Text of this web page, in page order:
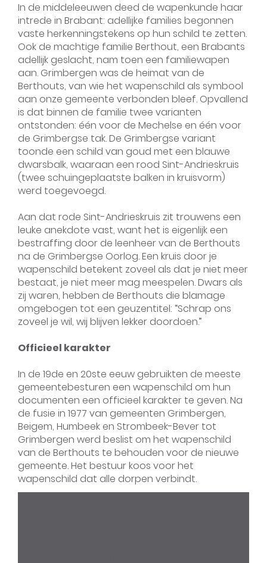
In de middeleeuwen deed de wapenkunde haar
intrede in Brabant: adellijke families begonnen
vaste herkenningstekens op hun schild te zetten.
Ook de machtige familie Berthout, een Brabants
adellijk geslacht, nam toen een familiewapen
aan. Grimbergen was de heimat van de
Berthouts, van wie het wapenschild als symbool
aan onze gemeente verbonden bleef. Opvallend
is dat binnen de familie twee varianten
ontstonden: één voor de Mechelse en één voor
de Grimbergse tak. De Grimbergse variant
toonde een schild van goud met een blauwe
dwarsbalk, waaraan een rood Sint-Andrieskruis
(twee schuingeplaatste balken in kruisvorm)
werd toegevoegd.
Aan dat rode Sint-Andrieskruis zit trouwens een
leuke anekdote vast, want het is eigenlijk een
bestraffing door de leenheer van de Berthouts
na de Grimbergse Oorlog. Een kruis door je
wapenschild betekent zoveel als dat je niet meer
bestaat, je niet meer mag meespelen. Dwars als
zij waren, hebben de Berthouts die blamage
omgebogen tot een geuzentitel: “Schrap ons
zoveel je wil, wij blijven lekker doordoen.”
Officieel karakter
In de 19de en 20ste eeuw gebruikten de meeste
gemeentebesturen een wapenschild om hun
documenten een officieel karakter te geven. Na
de fusie in 1977 van gemeenten Grimbergen,
Beigem, Humbeek en Strombeek-Bever tot
Grimbergen werd beslist om het wapenschild
van de Berthouts te behouden voor de nieuwe
gemeente. Het bestuur koos voor het
wapenschild dat alle dorpen verbindt.